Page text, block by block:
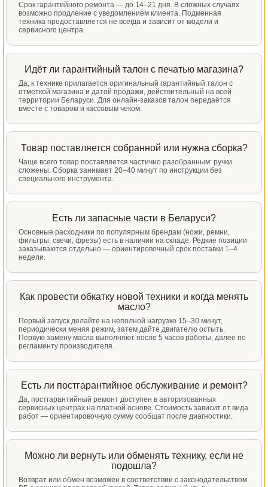
Срок гарантийного ремонта — до 14–21 дня. В сложных случаях
возможно продление с уведомлением клиента. Подменная
техника предоставляется не всегда и зависит от модели и
сервисного центра.
Идёт ли гарантийный талон с печатью магазина?
Да, к технике прилагается оригинальный гарантийный талон с
отметкой магазина и датой продажи, действительный на всей
территории Беларуси. Для онлайн-заказов талон передаётся
вместе с товаром и кассовым чеком.
Товар поставляется собранной или нужна сборка?
Чаще всего товар поставляется частично разобранным: ручки
сложены. Сборка занимает 20–40 минут по инструкции без
специального инструмента.
Есть ли запасные части в Беларуси?
Основные расходники по популярным брендам (ножи, ремни,
фильтры, свечи, фрезы) есть в наличии на складе. Редкие позиции
заказываются отдельно — ориентировочный срок поставки 1–4
недели.
Как провести обкатку новой техники и когда менять
масло?
Первый запуск делайте на неполной нагрузке 15–30 минут,
периодически меняя режим, затем дайте двигателю остыть.
Первую замену масла выполняют после 5 часов работы, далее по
регламенту производителя.
Есть ли постгарантийное обслуживание и ремонт?
Да, постгарантийный ремонт доступен в авторизованных
сервисных центрах на платной основе. Стоимость зависит от вида
работ — ориентировочную сумму сообщат после диагностики.
Можно ли вернуть или обменять технику, если не
подошла?
Возврат или обмен возможен в соответствии с законодательством